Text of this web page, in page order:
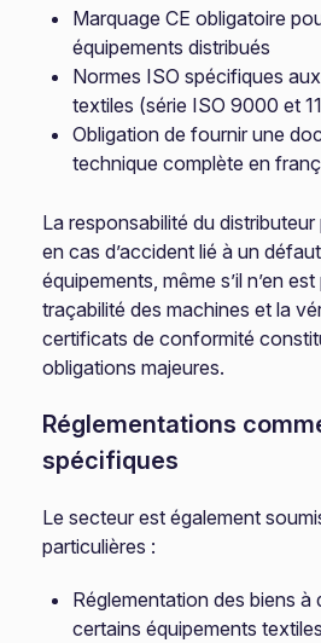
Marquage CE obligatoire
équipements distribués
Normes ISO spécifiques
textiles (série ISO 9000 et
Obligation de fournir une
technique complète en
La responsabilité du
en cas d’accident lié à un
équipements, même s’il n’en
traçabilité des machines et la
certificats de conformité
obligations majeures.
Réglementations
spécifiques
Le secteur est également
particulières :
Réglementation des biens à
certains équipements